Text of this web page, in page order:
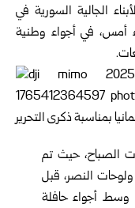
الجالية السورية في
أمس، في أجواء وطنية
الصباح، حيث تم
ولوحات النصر، قبل
وسط أجواء حافلة